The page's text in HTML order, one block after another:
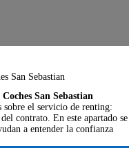
San Sebastian
San Sebastian
sobre el servicio de renting:
contrato. En este apartado se
a entender la confianza